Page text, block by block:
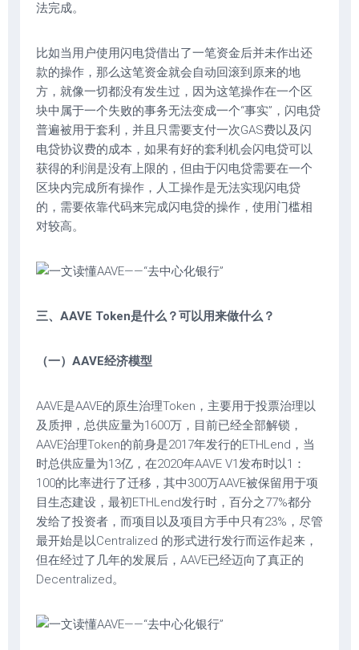
法完成。
比如当用户使用闪电贷借出了一笔资金后并未作出还
款的操作，那么这笔资金就会自动回滚到原来的地
方，就像一切都没有发生过，因为这笔操作在一个区
块中属于一个失败的事务无法变成一个“事实”，闪电贷
普遍被用于套利，并且只需要支付一次GAS费以及闪
电贷协议费的成本，如果有好的套利机会闪电贷可以
获得的利润是没有上限的，但由于闪电贷需要在一个
区块内完成所有操作，人工操作是无法实现闪电贷
的，需要依靠代码来完成闪电贷的操作，使用门槛相
对较高。
三、AAVE Token是什么？可以用来做什么？
（一）AAVE经济模型
AAVE是AAVE的原生治理Token，主要用于投票治理以
及质押，总供应量为1600万，目前已经全部解锁，
AAVE治理Token的前身是2017年发行的ETHLend，当
时总供应量为13亿，在2020年AAVE V1发布时以1：
100的比率进行了迁移，其中300万AAVE被保留用于项
目生态建设，最初ETHLend发行时，百分之77%都分
发给了投资者，而项目以及项目方手中只有23%，尽管
最开始是以Centralized 的形式进行发行而运作起来，
但在经过了几年的发展后，AAVE已经迈向了真正的
Decentralized。